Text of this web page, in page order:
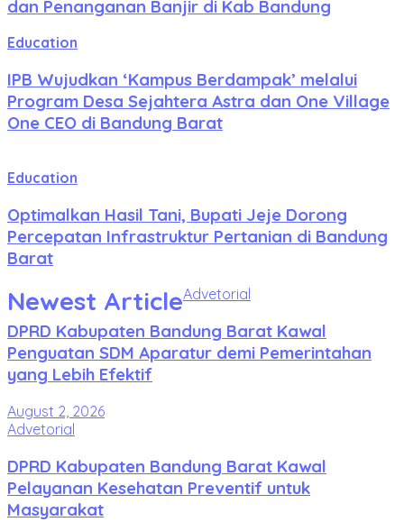
dan Penanganan Banjir di Kab Bandung
Education
IPB Wujudkan ‘Kampus Berdampak’ melalui
Program Desa Sejahtera Astra dan One Village
One CEO di Bandung Barat
Education
Optimalkan Hasil Tani, Bupati Jeje Dorong
Percepatan Infrastruktur Pertanian di Bandung
Barat
Newest ArticleAdvetorial
DPRD Kabupaten Bandung Barat Kawal
Penguatan SDM Aparatur demi Pemerintahan
yang Lebih Efektif
August 2, 2026
Advetorial
DPRD Kabupaten Bandung Barat Kawal
Pelayanan Kesehatan Preventif untuk
Masyarakat